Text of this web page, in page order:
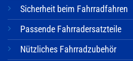
Sicherheit beim Fahrradfahren
Passende Fahrradersatzteile
Nützliches Fahrradzubehör